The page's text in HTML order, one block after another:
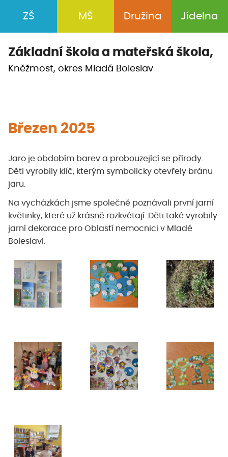
ZŠ MŠ Družina Jídelna
Základní škola a mateřská škola,
Kněžmost, okres Mladá Boleslav
Březen 2025
Jaro je obdobím barev a probouzející se přírody.
Děti vyrobily klíč, kterým symbolicky otevřely bránu
jaru.
Na vycházkách jsme společně poznávali první jarní
květinky, které už krásně rozkvétají .Děti také vyrobily
jarní dekorace pro Oblastí nemocnici v Mladé
Boleslavi.